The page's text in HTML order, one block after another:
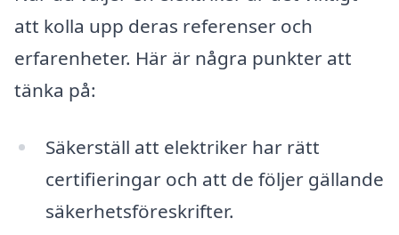
att kolla upp deras referenser och
erfarenheter. Här är några punkter att
tänka på:
Säkerställ att elektriker har rätt
certifieringar och att de följer gällande
säkerhetsföreskrifter.